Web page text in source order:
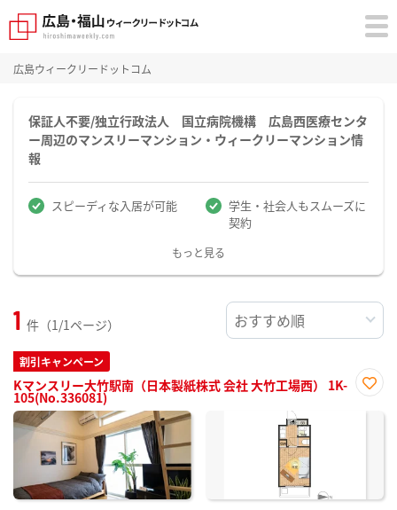
広島ウィークリードットコム
保証人不要/独立行政法人 国立病院機構 広島西医療センタ
ー周辺のマンスリーマンション・ウィークリーマンション情
報
スピーディな入居が可能
学生・社会人もスムーズに
契約
もっと見る
1 件（1/1ページ）
割引キャンペーン
Kマンスリー大竹駅南（日本製紙株式 会社 大竹工場西） 1K-
105(No.336081)
に入